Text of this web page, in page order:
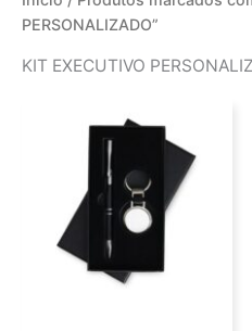
PERSONALIZADO”
KIT EXECUTIVO